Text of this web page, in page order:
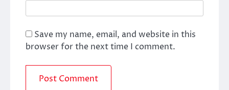
Save my name, email, and website in this
browser for the next time I comment.